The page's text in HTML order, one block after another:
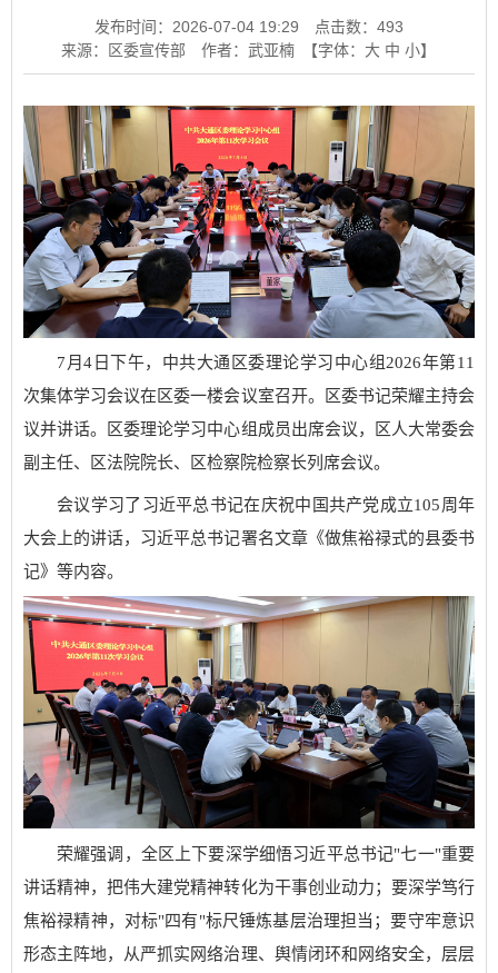
发布时间：2026-07-04 19:29 点击数： 493
来源：区委宣传部
作者：武亚楠 【字体： 大 中 小】
7月4日下午，中共大通区委理论学习中心组2026年第11
次集体学习会议在区委一楼会议室召开。区委书记荣耀主持会
议并讲话。区委理论学习中心组成员出席会议，区人大常委会
副主任、区法院院长、区检察院检察长列席会议。
会议学习了习近平总书记在庆祝中国共产党成立105周年
大会上的讲话，习近平总书记署名文章《做焦裕禄式的县委书
记》等内容。
荣耀强调，全区上下要深学细悟习近平总书记"七一"重要
讲话精神，把伟大建党精神转化为干事创业动力；要深学笃行
焦裕禄精神，对标"四有"标尺锤炼基层治理担当；要守牢意识
形态主阵地，从严抓实网络治理、舆情闭环和网络安全，层层